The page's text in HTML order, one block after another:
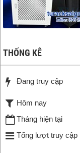
THỐNG KÊ
Đang truy cập
Hôm nay
Tháng hiện tại
Tổng lượt truy cập